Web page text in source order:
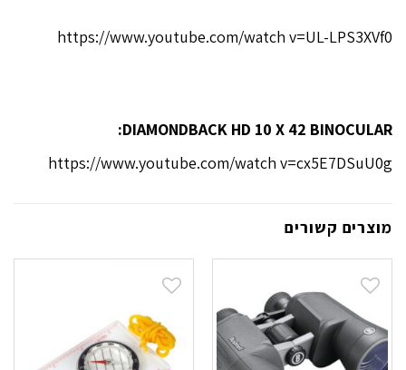
https://www.youtube.com/watch v=UL-LPS3XVf0
DIAMONDBACK HD 10 X 42 BINOCULAR:
https://www.youtube.com/watch v=cx5E7DSuU0g
מוצרים קשורים